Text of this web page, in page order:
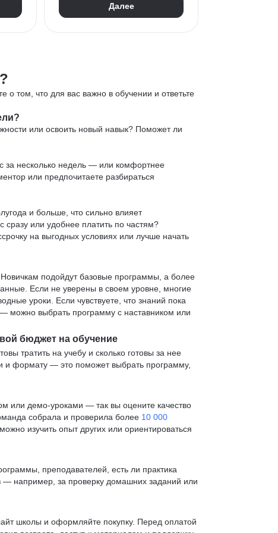
Далее
о том, что для вас важно в обучении и ответьте
или освоить новый навык? Поможет ли
за несколько недель — или комфортнее
или предпочитаете разбираться
и больше, что сильно влияет
сразу или удобнее платить по частям?
на выгодных условиях или лучше начать
подойдут базовые программы, а более
Если не уверены в своем уровне, многие
уроки. Если чувствуете, что знаний пока
— можно выбрать программу с наставником или
бюджет на обучение
тратить на учебу и сколько готовы за нее
и формату — это поможет выбрать программу,
или демо-уроками — так вы оцените качество
собрала и проверила более 10 000
изучить опыт других или ориентироваться
преподавателей, есть ли практика
— например, за проверку домашних заданий или
школы и оформляйте покупку. Перед оплатой